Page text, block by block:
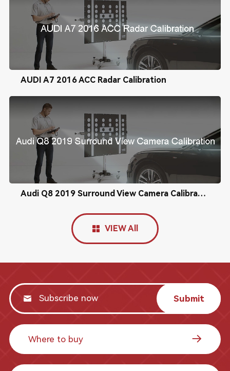
AUDI A7 2016 ACC Radar Calibration
Audi Q8 2019 Surround View Camera Calibration
VIEW All
Submit
Where to buy